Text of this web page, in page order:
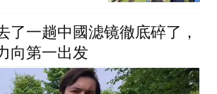
了一趟中國滤镜徹底碎了，
向第一出发